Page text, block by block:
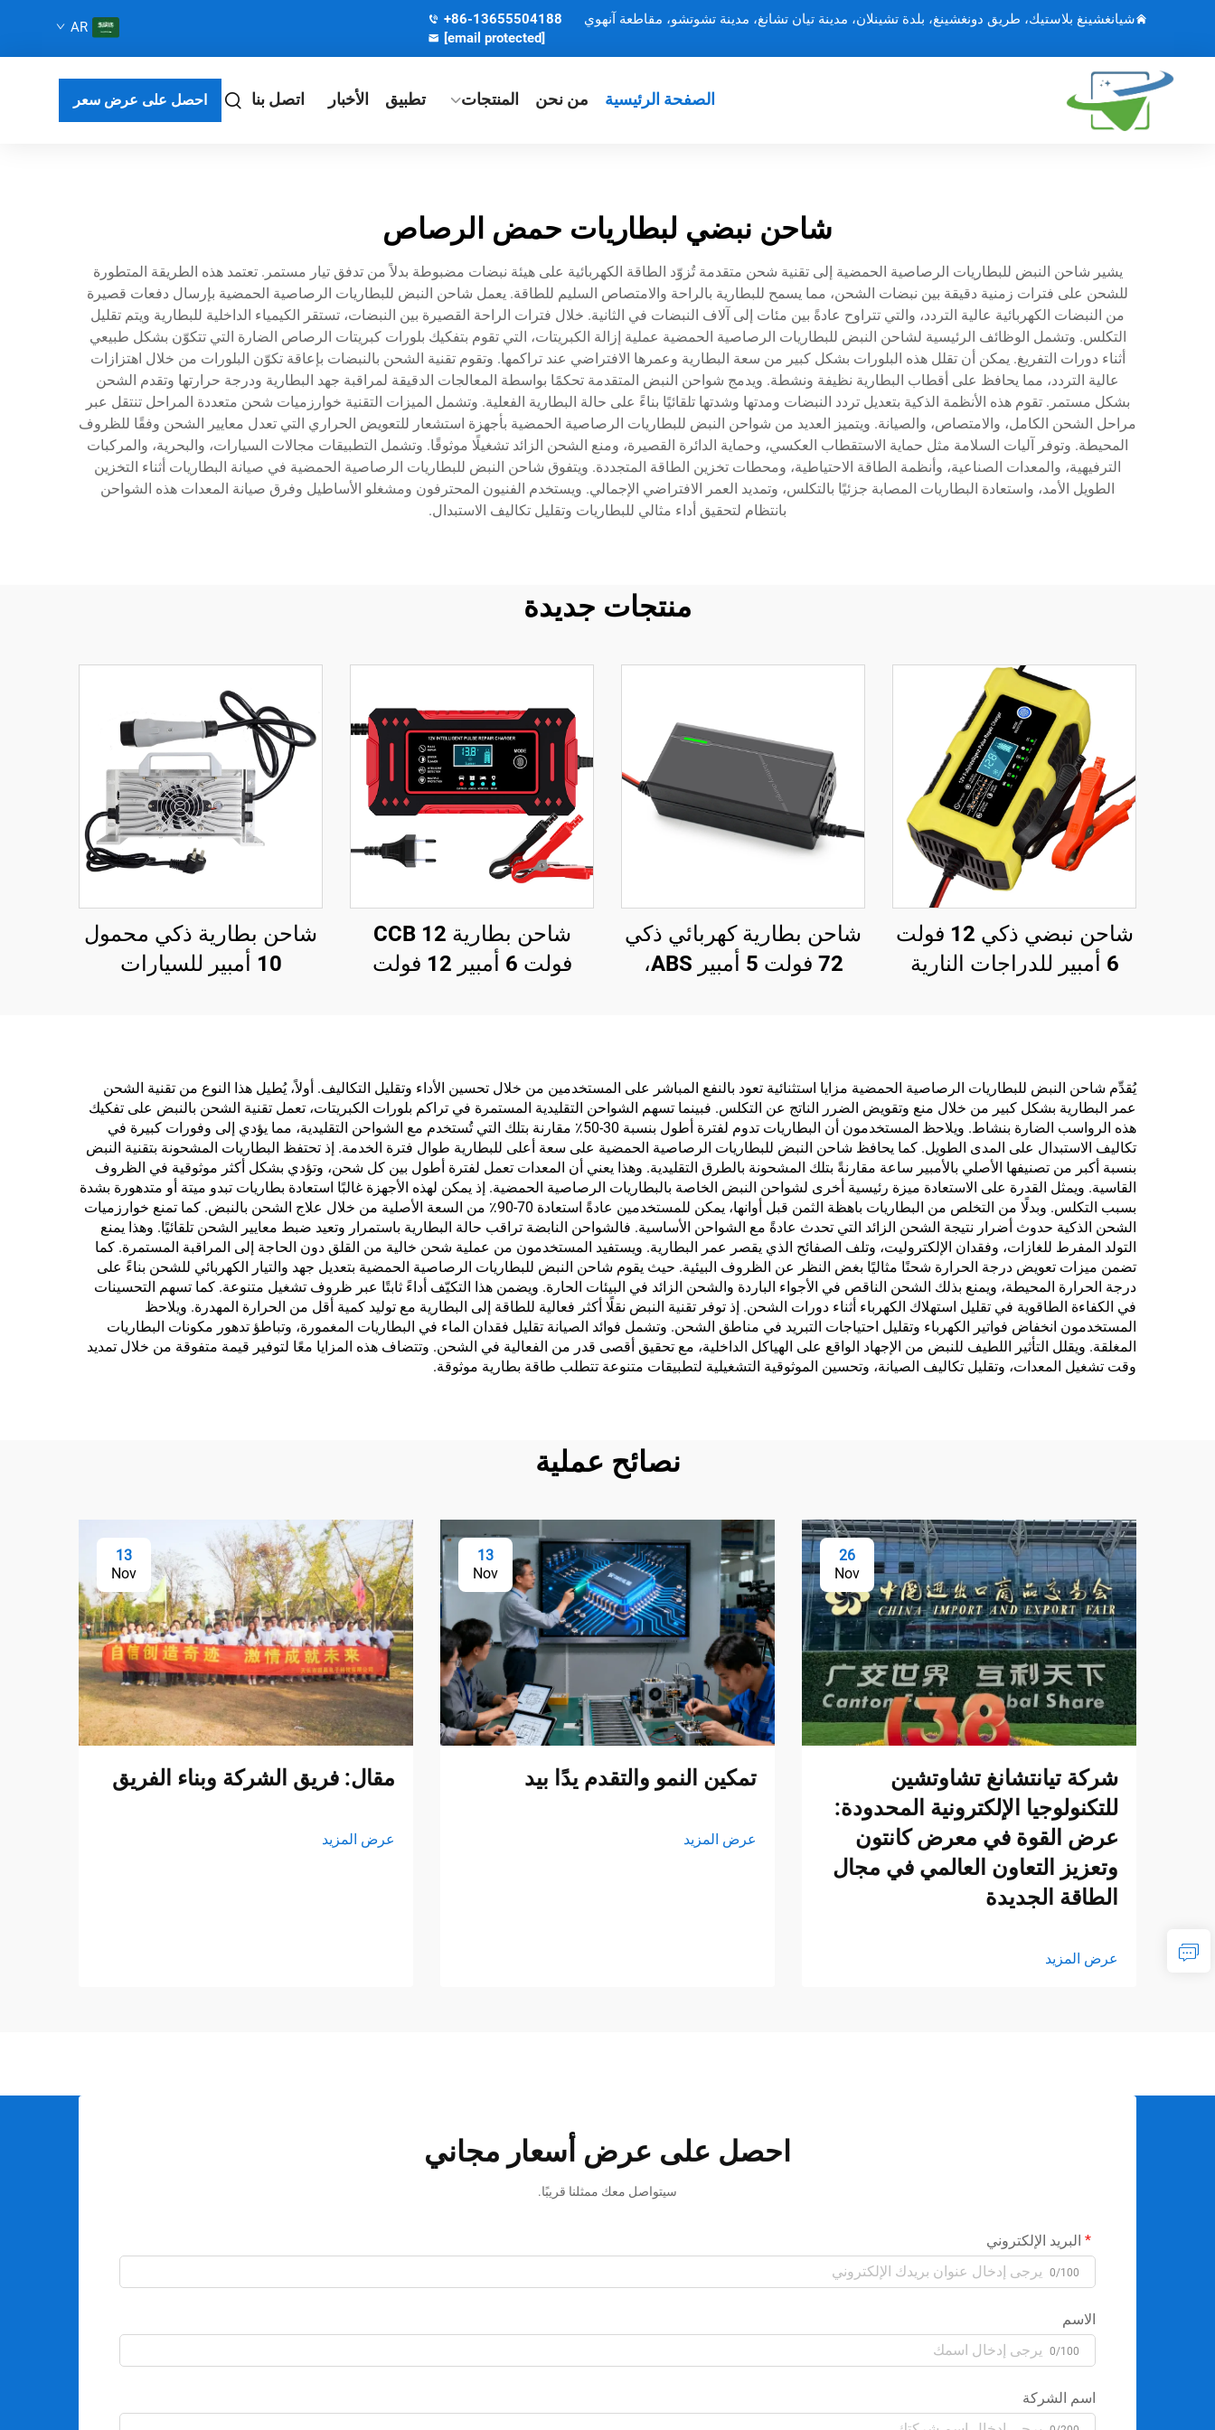
شيانغشينغ بلاستيك، طريق دونغشينغ، بلدة تشينلان، مدينة تيان تشانغ، مدينة تشوتشو، مقاطعة آنهوي
+86-13655504188
[email protected]
AR
الصفحة الرئيسية من نحن المنتجات تطبيق الأخبار اتصل بنا احصل على عرض سعر
شاحن نبضي لبطاريات حمض الرصاص
يشير شاحن النبض للبطاريات الرصاصية الحمضية إلى تقنية شحن متقدمة تُزوّد الطاقة الكهربائية على هيئة نبضات مضبوطة بدلاً من تدفق تيار مستمر. تعتمد هذه الطريقة المتطورة
للشحن على فترات زمنية دقيقة بين نبضات الشحن، مما يسمح للبطارية بالراحة والامتصاص السليم للطاقة. يعمل شاحن النبض للبطاريات الرصاصية الحمضية بإرسال دفعات قصيرة
من النبضات الكهربائية عالية التردد، والتي تتراوح عادةً بين مئات إلى آلاف النبضات في الثانية. خلال فترات الراحة القصيرة بين النبضات، تستقر الكيمياء الداخلية للبطارية ويتم تقليل
التكلس. وتشمل الوظائف الرئيسية لشاحن النبض للبطاريات الرصاصية الحمضية عملية إزالة الكبريتات، التي تقوم بتفكيك بلورات كبريتات الرصاص الضارة التي تتكوّن بشكل طبيعي
أثناء دورات التفريغ. يمكن أن تقلل هذه البلورات بشكل كبير من سعة البطارية وعمرها الافتراضي عند تراكمها. وتقوم تقنية الشحن بالنبضات بإعاقة تكوّن البلورات من خلال اهتزازات
عالية التردد، مما يحافظ على أقطاب البطارية نظيفة ونشطة. ويدمج شواحن النبض المتقدمة تحكمًا بواسطة المعالجات الدقيقة لمراقبة جهد البطارية ودرجة حرارتها وتقدم الشحن
بشكل مستمر. تقوم هذه الأنظمة الذكية بتعديل تردد النبضات ومدتها وشدتها تلقائيًا بناءً على حالة البطارية الفعلية. وتشمل الميزات التقنية خوارزميات شحن متعددة المراحل تنتقل عبر
مراحل الشحن الكامل، والامتصاص، والصيانة. ويتميز العديد من شواحن النبض للبطاريات الرصاصية الحمضية بأجهزة استشعار للتعويض الحراري التي تعدل معايير الشحن وفقًا للظروف
المحيطة. وتوفر آليات السلامة مثل حماية الاستقطاب العكسي، وحماية الدائرة القصيرة، ومنع الشحن الزائد تشغيلًا موثوقًا. وتشمل التطبيقات مجالات السيارات، والبحرية، والمركبات
الترفيهية، والمعدات الصناعية، وأنظمة الطاقة الاحتياطية، ومحطات تخزين الطاقة المتجددة. ويتفوق شاحن النبض للبطاريات الرصاصية الحمضية في صيانة البطاريات أثناء التخزين
الطويل الأمد، واستعادة البطاريات المصابة جزئيًا بالتكلس، وتمديد العمر الافتراضي الإجمالي. ويستخدم الفنيون المحترفون ومشغلو الأساطيل وفرق صيانة المعدات هذه الشواحن
بانتظام لتحقيق أداء مثالي للبطاريات وتقليل تكاليف الاستبدال.
منتجات جديدة
شاحن نبضي ذكي 12 فولت
6 أمبير للدراجات النارية
الولايات المتحدة/المملكة
المتحدة، إصلاح للسيارات
ببطاريات LifePO4
شاحن بطارية كهربائي ذكي
72 فولت 5 أمبير ABS،
فولت، 88.2 فولت، 72
فولت
شاحن بطارية CCB 12
فولت 6 أمبير 12 فولت
سيارات عابرة للحدود
شاحن بطارية ذكي محمول
10 أمبير للسيارات
والدراجات النارية الكهربائية
يُقدِّم شاحن النبض للبطاريات الرصاصية الحمضية مزايا استثنائية تعود بالنفع المباشر على المستخدمين من خلال تحسين الأداء وتقليل التكاليف. أولاً، يُطيل هذا النوع من تقنية الشحن
عمر البطارية بشكل كبير من خلال منع وتقويض الضرر الناتج عن التكلس. فبينما تسهم الشواحن التقليدية المستمرة في تراكم بلورات الكبريتات، تعمل تقنية الشحن بالنبض على تفكيك
هذه الرواسب الضارة بنشاط. ويلاحظ المستخدمون أن البطاريات تدوم لفترة أطول بنسبة 30-50٪ مقارنة بتلك التي تُستخدم مع الشواحن التقليدية، مما يؤدي إلى وفورات كبيرة في
تكاليف الاستبدال على المدى الطويل. كما يحافظ شاحن النبض للبطاريات الرصاصية الحمضية على سعة أعلى للبطارية طوال فترة الخدمة. إذ تحتفظ البطاريات المشحونة بتقنية النبض
بنسبة أكبر من تصنيفها الأصلي بالأمبير ساعة مقارنةً بتلك المشحونة بالطرق التقليدية. وهذا يعني أن المعدات تعمل لفترة أطول بين كل شحن، وتؤدي بشكل أكثر موثوقية في الظروف
القاسية. ويمثل القدرة على الاستعادة ميزة رئيسية أخرى لشواحن النبض الخاصة بالبطاريات الرصاصية الحمضية. إذ يمكن لهذه الأجهزة غالبًا استعادة بطاريات تبدو ميتة أو متدهورة بشدة
بسبب التكلس. وبدلًا من التخلص من البطاريات باهظة الثمن قبل أوانها، يمكن للمستخدمين عادةً استعادة 70-90٪ من السعة الأصلية من خلال علاج الشحن بالنبض. كما تمنع خوارزميات
الشحن الذكية حدوث أضرار نتيجة الشحن الزائد التي تحدث عادةً مع الشواحن الأساسية. فالشواحن النابضة تراقب حالة البطارية باستمرار وتعيد ضبط معايير الشحن تلقائيًا. وهذا يمنع
التولد المفرط للغازات، وفقدان الإلكتروليت، وتلف الصفائح الذي يقصر عمر البطارية. ويستفيد المستخدمون من عملية شحن خالية من القلق دون الحاجة إلى المراقبة المستمرة. كما
تضمن ميزات تعويض درجة الحرارة شحنًا مثاليًا بغض النظر عن الظروف البيئية. حيث يقوم شاحن النبض للبطاريات الرصاصية الحمضية بتعديل جهد والتيار الكهربائي للشحن بناءً على
درجة الحرارة المحيطة، ويمنع بذلك الشحن الناقص في الأجواء الباردة والشحن الزائد في البيئات الحارة. ويضمن هذا التكيّف أداءً ثابتًا عبر ظروف تشغيل متنوعة. كما تسهم التحسينات
في الكفاءة الطاقوية في تقليل استهلاك الكهرباء أثناء دورات الشحن. إذ توفر تقنية النبض نقلًا أكثر فعالية للطاقة إلى البطارية مع توليد كمية أقل من الحرارة المهدرة. ويلاحظ
المستخدمون انخفاض فواتير الكهرباء وتقليل احتياجات التبريد في مناطق الشحن. وتشمل فوائد الصيانة تقليل فقدان الماء في البطاريات المغمورة، وتباطؤ تدهور مكونات البطاريات
المغلقة. ويقلل التأثير اللطيف للنبض من الإجهاد الواقع على الهياكل الداخلية، مع تحقيق أقصى قدر من الفعالية في الشحن. وتتضاف هذه المزايا معًا لتوفير قيمة متفوقة من خلال تمديد
وقت تشغيل المعدات، وتقليل تكاليف الصيانة، وتحسين الموثوقية التشغيلية لتطبيقات متنوعة تتطلب طاقة بطارية موثوقة.
نصائح عملية
26
Nov
شركة تيانتشانغ تشاوتشين
للتكنولوجيا الإلكترونية المحدودة:
عرض القوة في معرض كانتون
وتعزيز التعاون العالمي في مجال
الطاقة الجديدة
عرض المزيد
13
Nov
تمكين النمو والتقدم يدًا بيد
عرض المزيد
13
Nov
مقال: فريق الشركة وبناء الفريق
عرض المزيد
احصل على عرض أسعار مجاني
سيتواصل معك ممثلنا قريبًا.
البريد الإلكتروني
0/100
الاسم
0/100
اسم الشركة